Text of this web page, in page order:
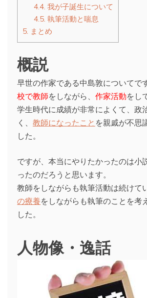
4.4. 我が子誕生について
4.5. 執筆活動と喘息
5. まとめ
概説
早世の作家である中島敦についてで
校で教師をしながら、 作家活動をし
学生時代に成績が非常によくて、政
く、 教師になったこと を親戚が不思
した。
ですが、本当にやりたかったのは小
ったのだろうと思います。
教師をしながらも執筆活動は続けて
の療養をしながらも執筆のことを考
した。
人物像・逸話